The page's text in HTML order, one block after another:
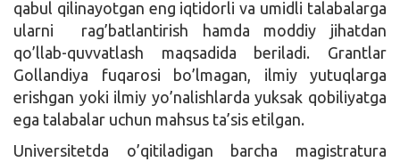
qabul qilinayotgan eng iqtidorli va umidli talabalarga
ularni rag’batlantirish hamda moddiy jihatdan
qo’llab-quvvatlash maqsadida beriladi. Grantlar
Gollandiya fuqarosi bo’lmagan, ilmiy yutuqlarga
erishgan yoki ilmiy yo’nalishlarda yuksak qobiliyatga
ega talabalar uchun mahsus ta’sis etilgan.
Universitetda o’qitiladigan barcha magistratura